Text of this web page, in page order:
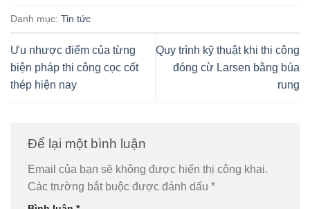
Danh mục: Tin tức
Ưu nhược điểm của từng
biện pháp thi công cọc cốt
thép hiện nay
Quy trình kỹ thuật khi thi công
đóng cừ Larsen bằng búa
rung
Để lại một bình luận
Email của bạn sẽ không được hiển thị công khai.
Các trường bắt buộc được đánh dấu *